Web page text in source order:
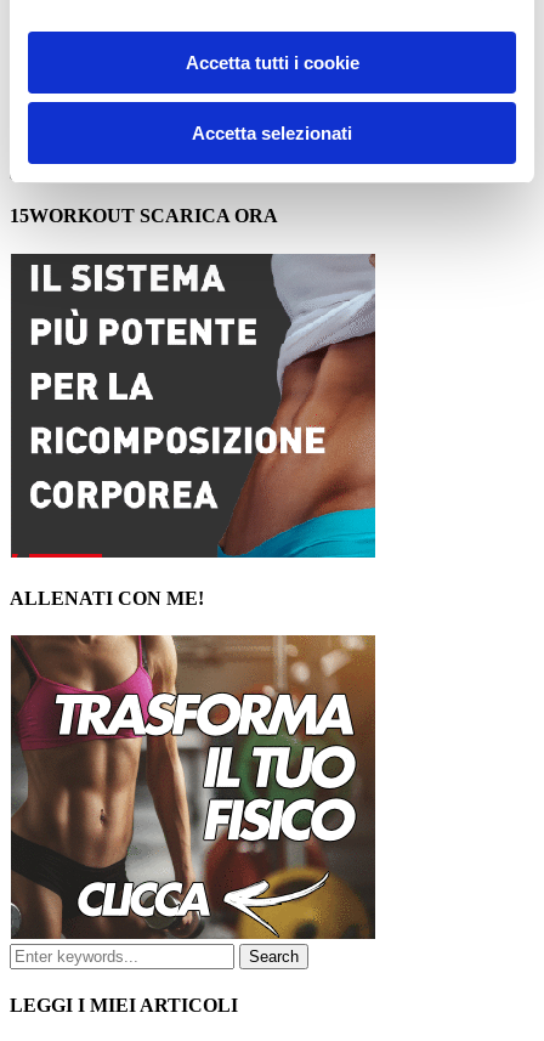
Accetta tutti i cookie
Accetta selezionati
Nome*
15WORKOUT SCARICA ORA
ALLENATI CON ME!
LEGGI I MIEI ARTICOLI